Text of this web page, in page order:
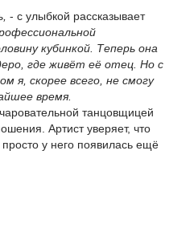
- с улыбкой рассказывает
кубинкой. Теперь она
где живёт её отец. Но с
я, скорее всего, не смогу
время.
танцовщицей
Артист уверяет, что
просто у него появилась ещё